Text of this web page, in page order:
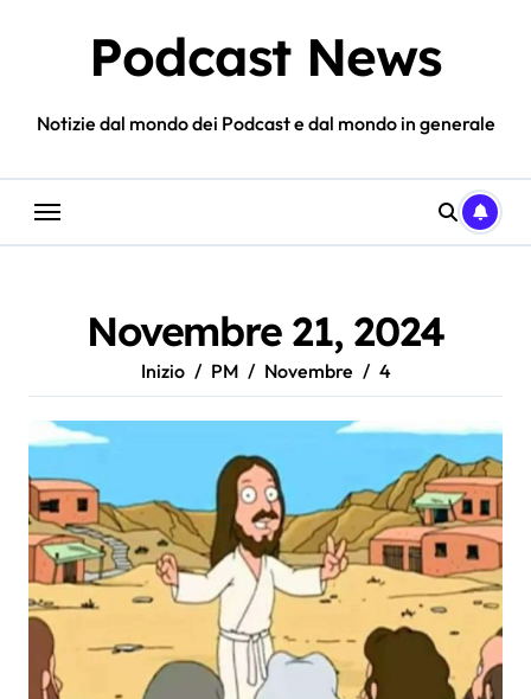
Podcast News
Notizie dal mondo dei Podcast e dal mondo in generale
Novembre 21, 2024
Inizio PM Novembre 4